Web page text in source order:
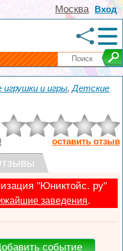
Вход
Москва
и игры,Детские
оставить отзыв
"Юниктойс. ру"
заведения.